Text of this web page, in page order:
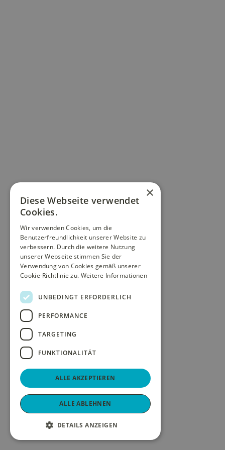
×
Diese Webseite verwendet
Cookies.
Wir verwenden Cookies, um die
Benutzerfreundlichkeit unserer Website zu
verbessern. Durch die weitere Nutzung
unserer Webseite stimmen Sie der
Verwendung von Cookies gemäß unserer
Cookie-Richtlinie zu. Weitere Informationen
UNBEDINGT ERFORDERLICH
PERFORMANCE
TARGETING
FUNKTIONALITÄT
ALLE AKZEPTIEREN
ALLE ABLEHNEN
DETAILS ANZEIGEN